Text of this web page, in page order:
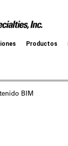
Productos
BIM